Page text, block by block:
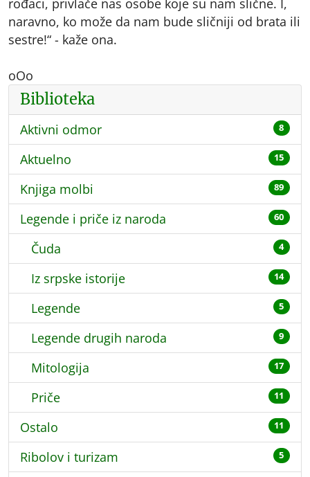
naravno, ko može da nam bude sličniji od brata ili
sestre!“ - kaže ona.
oOo
Biblioteka
Aktivni odmor 8
Aktuelno 15
Knjiga molbi 89
Legende i priče iz naroda 60
Čuda 4
Iz srpske istorije 14
Legende 5
Legende drugih naroda 9
Mitologija 17
Priče 11
Ostalo 11
Ribolov i turizam 5